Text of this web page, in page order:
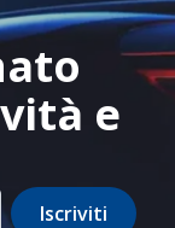
e
Iscriviti